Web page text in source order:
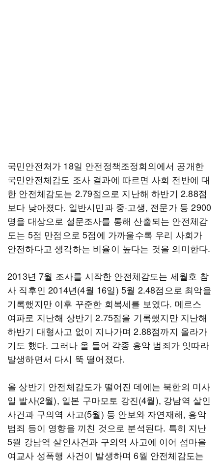
국민안전처가 18일 안전정책조정회의에서 공개한
국민안전체감도 조사 결과에 따르면 사회 전반에 대
한 안전체감도는 2.79점으로 지난해 하반기 2.88점
보다 낮아졌다. 일반시민과 중·고생, 전문가 등 2900
명을 대상으로 설문조사를 통해 산출되는 안전체감
도는 5점 만점으로 5점에 가까울수록 우리 사회가
안전하다고 생각하는 비율이 높다는 것을 의미한다.
2013년 7월 조사를 시작한 안전체감도는 세월호 참
사 직후인 2014년(4월 16일) 5월 2.48점으로 최악을
기록했지만 이후 꾸준한 회복세를 보였다. 메르스
여파로 지난해 상반기 2.75점을 기록했지만 지난해
하반기 대형사고 없이 지나가며 2.88점까지 올라가
기도 했다. 그러나 올 들어 각종 흉악 범죄가 잇따라
발생하면서 다시 뚝 떨어졌다.
올 상반기 안전체감도가 떨어진 데에는 북한의 미사
일 발사(2월), 일본 구마모토 강진(4월), 강남역 살인
사건과 구의역 사고(5월) 등 안보와 자연재해, 흉악
범죄 등이 영향을 끼친 것으로 분석된다. 특히 지난
5월 강남역 살인사건과 구의역 사고에 이어 섬마을
여교사 성폭행 사건이 발생하며 6월 안전체감도는